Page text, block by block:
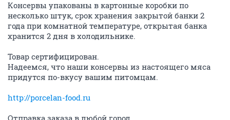
Консервы упакованы в картонные коробки по
несколько штук, срок хранения закрытой банки 2
года при комнатной температуре, открытая банка
хранится 2 дня в холодильнике.
Товар сертифицирован.
Надеемся, что наши консервы из настоящего мяса
придутся по-вкусу вашим питомцам.
http://porcelan-food.ru
Отправка заказа в любой город.